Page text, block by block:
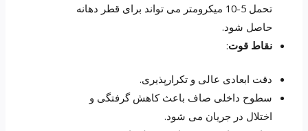
تحمل 5-10 میکرومتر می تواند برای قطر دهانه
حاصل شود.
نقاط قوت:
دقت ابعادی عالی و تکرارپذیری.
سطوح داخلی صاف باعث کاهش گرفتگی و
اختلال در جریان می شود.